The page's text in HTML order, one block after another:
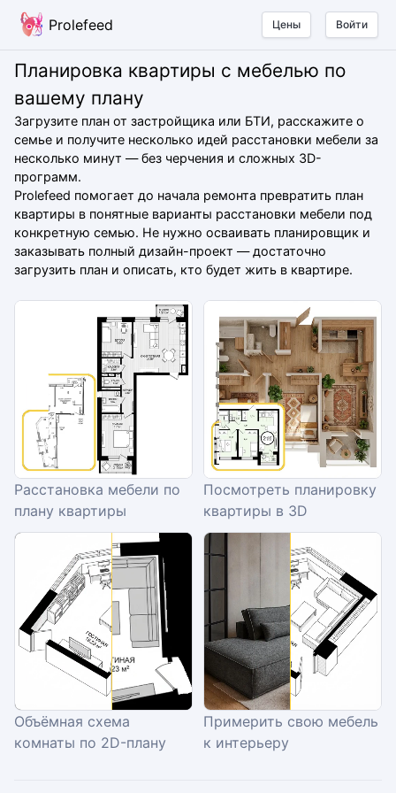
Prolefeed Цены Войти
Планировка квартиры с мебелью по
вашему плану
Загрузите план от застройщика или БТИ, расскажите о
семье и получите несколько идей расстановки мебели за
несколько минут — без черчения и сложных 3D-
программ.
Prolefeed помогает до начала ремонта превратить план
квартиры в понятные варианты расстановки мебели под
конкретную семью. Не нужно осваивать планировщик и
заказывать полный дизайн-проект — достаточно
загрузить план и описать, кто будет жить в квартире.
Расстановка мебели по
плану квартиры
Посмотреть планировку
квартиры в 3D
Объёмная схема
комнаты по 2D-плану
Примерить свою мебель
к интерьеру